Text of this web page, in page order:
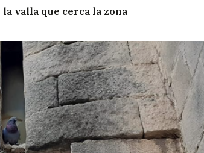
la valla que cerca la zona